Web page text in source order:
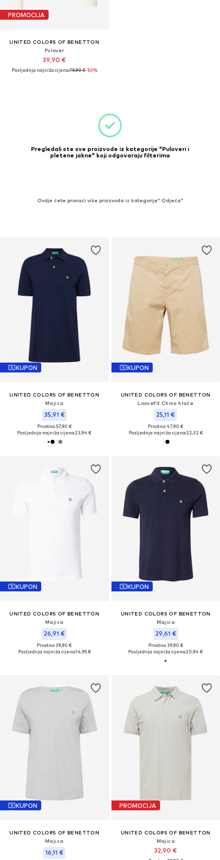
PROMOCIJA
UNITED COLORS OF BENETTON
Pulover
39,90 €
Posljednja najniža cijena:79,90 €-50%
Pregledali ste sve proizvode iz kategorije "Puloveri i
pletene jakne" koji odgovaraju filterima
Ovdje ćete pronaći više proizvoda iz kategorije" Odjeća"
KUPON
UNITED COLORS OF BENETTON
Majica
35,91 €
Prvotno: 57,90 €
Posljednja najniža cijena:23,94 €
KUPON
UNITED COLORS OF BENETTON
Loosefit Chino hlače
25,11 €
Prvotno: 47,90 €
Posljednja najniža cijena:22,32 €
KUPON
UNITED COLORS OF BENETTON
Majica
26,91 €
Prvotno: 39,90 €
Posljednja najniža cijena:14,95 €
KUPON
UNITED COLORS OF BENETTON
Majica
29,61 €
Prvotno: 39,90 €
Posljednja najniža cijena:20,94 €
KUPON
UNITED COLORS OF BENETTON
Majica
16,11 €
PROMOCIJA
UNITED COLORS OF BENETTON
Majica
32,90 €